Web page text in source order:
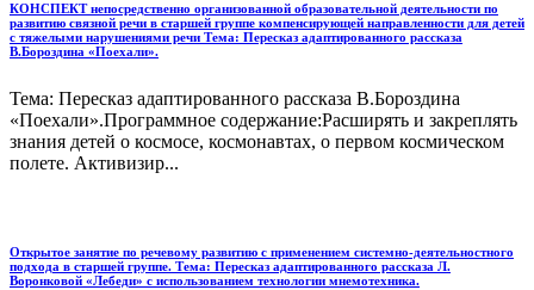
КОНСПЕКТ непосредственно организованной образовательной деятельности по
развитию связной речи в старшей группе компенсирующей направленности для детей
с тяжелыми нарушениями речи Тема: Пересказ адаптированного рассказа
В.Бороздина «Поехали».
Тема: Пересказ адаптированного рассказа В.Бороздина
«Поехали».Программное содержание:Расширять и закреплять
знания детей о космосе, космонавтах, о первом космическом
полете. Активизир...
Открытое занятие по речевому развитию с применением системно-деятельностного
подхода в старшей группе. Тема: Пересказ адаптированного рассказа Л.
Воронковой «Лебеди» с использованием технологии мнемотехника.